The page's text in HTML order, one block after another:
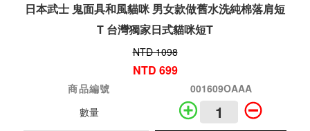
日本武士 鬼面具和風貓咪 男女款做舊水洗純棉落肩短
T 台灣獨家日式貓咪短T
NTD 1098
NTD 699
商品編號
001609OAAA
數量